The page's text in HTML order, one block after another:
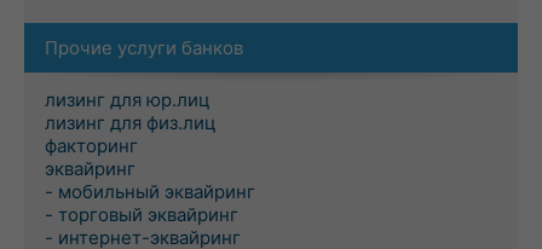
Прочие услуги банков
лизинг для юр.лиц
лизинг для физ.лиц
факторинг
эквайринг
- мобильный эквайринг
- торговый эквайринг
- интернет-эквайринг